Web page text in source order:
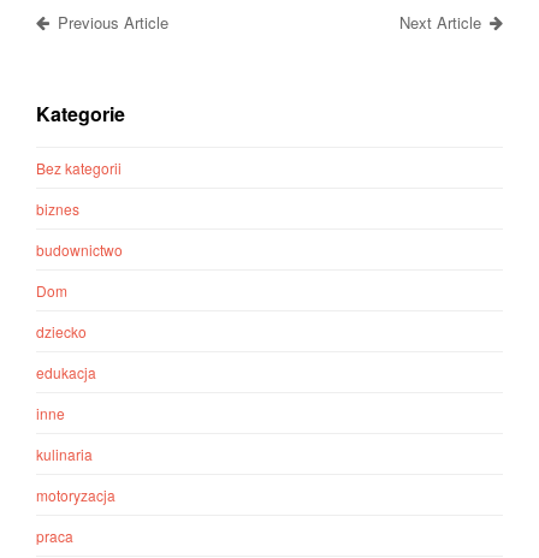
Previous Article Next Article
Kategorie
Bez kategorii
biznes
budownictwo
Dom
dziecko
edukacja
inne
kulinaria
motoryzacja
praca